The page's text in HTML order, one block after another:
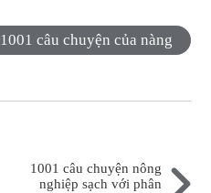
1001 câu chuyện của nàng
1001 câu chuyện nông
nghiệp sạch với phân